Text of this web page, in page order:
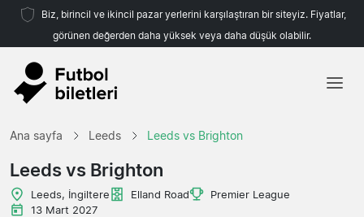
Biz, birincil ve ikincil pazar yerlerini karşılaştıran bir siteyiz. Fiyatlar,
görünen değerden daha yüksek veya daha düşük olabilir.
Ana sayfa Leeds Leeds vs Brighton
Leeds vs Brighton
Leeds, İngiltere Elland Road
Premier League
13 Mart 2027